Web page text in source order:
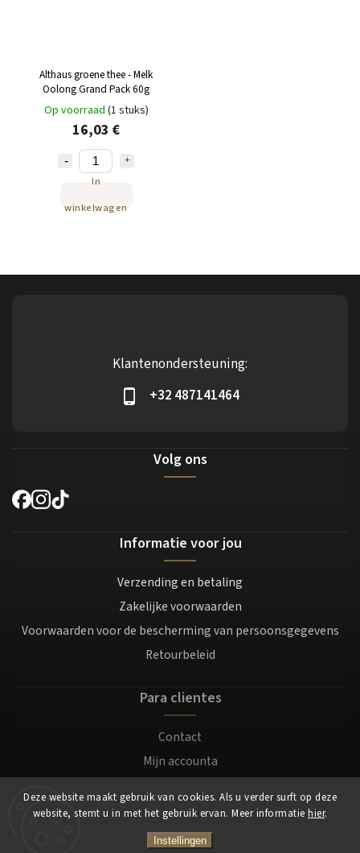
Deze website maakt gebruik van cookies. Als u verder surft op deze
website, stemt u in met het gebruik ervan. Meer informatie hier.
Instellingen
Althaus groene thee - Melk
Oolong Grand Pack 60g
Op voorraad (1 stuks)
16,03 €
In
winkelwagen
Klantenondersteuning:
+32 487141464
Volg ons
Informatie voor jou
Verzending en betaling
Zakelijke voorwaarden
Voorwaarden voor de bescherming van persoonsgegevens
Retourbeleid
Para clientes
Contact
Mijn accounta
Login